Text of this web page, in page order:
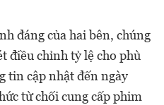
đáng của hai bên, chúng
điều chỉnh tỷ lệ cho phù
tin cập nhật đến ngày
từ chối cung cấp phim